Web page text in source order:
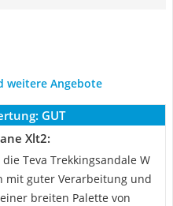
weitere Angebote
GUT
Xlt2:
Teva Trekkingsandale W
mit guter Verarbeitung und
breiten Palette von